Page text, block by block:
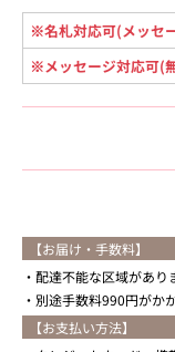
※名札対応可(メッセ
※メッセージ対応可(
【お届け・手数料】
配達不能な区域があり
別途手数料990円がか
【お支払い方法】